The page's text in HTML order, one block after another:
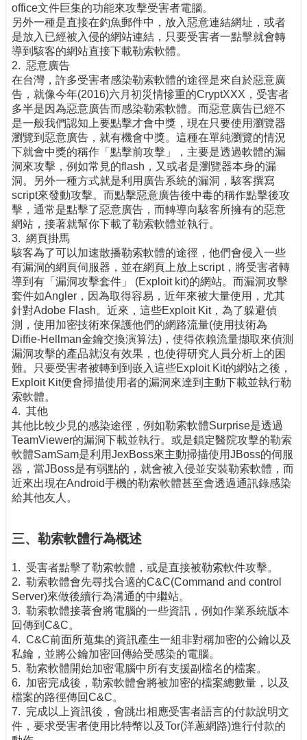
office文件巨集的功能來攻擊受害者電腦。
另外一種是直接在釣魚郵件中，放入惡意連結網址，或者
是放入已經被入侵的網站連結，只要受害者一點擊就會轉
導到駭客的網站直接下載勒索軟體。
2. 惡意廣告
在台灣，許多受害者感染勒索軟體的途徑是來自於惡意廣
告，就像今年(2016)六月初災情慘重的CryptXXX，受害者
多半是因為惡意廣告而感染勒索軟體。而惡意廣告已經不
是一般我們認知上要點擊才會中獎，現在只要使用瀏覽器
瀏覽到惡意廣告，就有機會中獎。這種在單純瀏覽的情況
下就會中獎的稱作「點擊前攻擊」，主要是透過軟體的漏
洞來攻擊，例如常見的flash，又或者是瀏覽器本身的漏
洞。另外一種方式就是利用廣告系統的漏洞，駭客撰寫
script來發動攻擊。而點擊惡意廣告後中毒的稱作點擊後攻
擊，通常是點擊了惡意廣告，而轉導向駭客所擁有的惡意
網站，接著就幫你下載了勒索軟體並執行。
3. 網頁掛馬
駭客為了可以加速散播勒索軟體的途徑，他們會侵入一些
有漏洞的網頁伺服器，並在網頁上放上script，將受害者轉
導到有「漏洞攻擊套件」 (Exploit kit)的網站。而漏洞攻擊
套件如Angler，因為取得容易，近年來被大量使用，尤其
針對Adobe Flash。近來，這些Exploit Kit，為了躲避偵
測，使用加密技術來保護他們的網路流量(使用技術為
Diffie-Hellman金鑰交換演算法)，使得依賴流量擷取來偵測
漏洞攻擊的產品就沒有效果，也使得研究人員分析上的困
難。只要受害者被轉到到嵌入這些Exploit Kit的網站之後，
Exploit Kit便會掃描使用者的漏洞來達到主動下載並執行勒
索軟體。
4. 其他
其他比較少見的感染途徑，例如勒索軟體Surprise是透過
TeamViewer的漏洞下載並執行。或是鎖定醫院攻擊的勒索
軟體SamSam是利用JexBoss來主動掃描使用JBoss的伺服
器，當JBoss是有弱點的，就會被入侵並安裝勒索軟體，而
近來出現在Android手機的勒索軟體甚至會透過通訊錄感染
給其他友人。
三、勒索軟體行為概述
1. 受害者點擊了勒索軟體，或是直接被勒索軟件攻擊。
2. 勒索軟體會先尋找合適的C&C(Command and control
Server)來做後續行為溝通的中繼站。
3. 勒索軟體接著會將電腦的一些資訊，例如作業系統版本
回傳到C&C。
4. C&C前面所蒐集的資訊產生一組非對稱加密的公鑰以及
私鑰，並將公鑰加密回傳給受感染的電腦。
5. 勒索軟體開始加密電腦中所有支援副檔名的檔案。
6. 加密完成後，勒索軟體會將被加密的檔案總數量，以及
檔案的路徑傳回C&C。
7. 完成以上資訊後，會跳出相應受害者語言的付款說明文
件，要求受害者使用比特幣以及Tor(洋蔥網路)進行付款的